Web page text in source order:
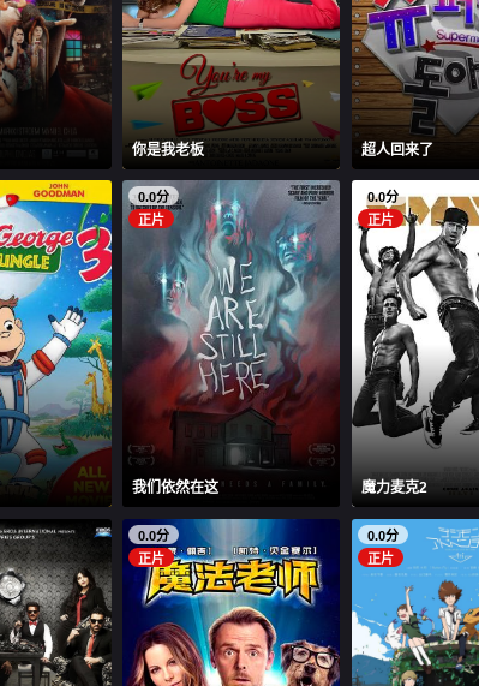
你是我老板 超人回来了
0.0分
正片
我们依然在这
0.0分
正片
魔力麦克2
0.0分
正片
0.0分
正片